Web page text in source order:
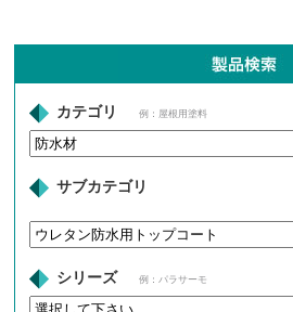
カテゴリ 例：屋根用塗料
サブカテゴリ
シリーズ 例：パラサーモ